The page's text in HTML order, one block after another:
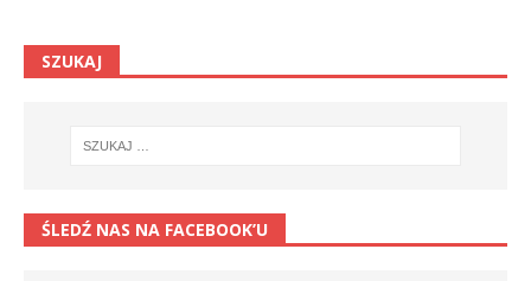
SZUKAJ
ŚLEDŹ NAS NA FACEBOOK’U